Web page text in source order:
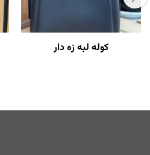
کوله لبه زه دار